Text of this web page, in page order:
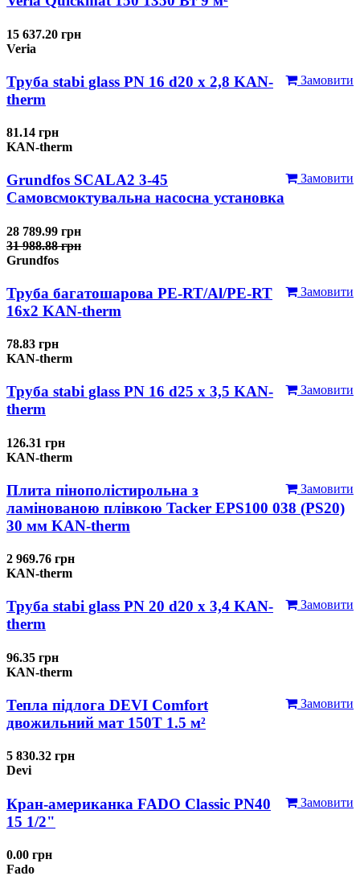
15 637.20 грн
Veria
Замовити
Труба stabi glass PN 16 d20 х 2,8 KAN-
therm
81.14 грн
KAN-therm
Замовити
Grundfos SCALA2 3-45
Самовсмоктувальна насосна установка
28 789.99 грн
31 988.88 грн
Grundfos
Замовити
Труба багатошарова PE-RT/Al/PE-RT
16x2 KAN-therm
78.83 грн
KAN-therm
Замовити
Труба stabi glass PN 16 d25 х 3,5 KAN-
therm
126.31 грн
KAN-therm
Замовити
Плита пінополістирольна з
ламінованою плівкою Tacker EPS100 038 (PS20)
30 мм KAN-therm
2 969.76 грн
KAN-therm
Замовити
Труба stabi glass PN 20 d20 х 3,4 KAN-
therm
96.35 грн
KAN-therm
Замовити
Тепла підлога DEVI Comfort
двожильний мат 150T 1.5 м²
5 830.32 грн
Devi
Замовити
Кран-американка FADO Classic PN40
15 1/2"
0.00 грн
Fado